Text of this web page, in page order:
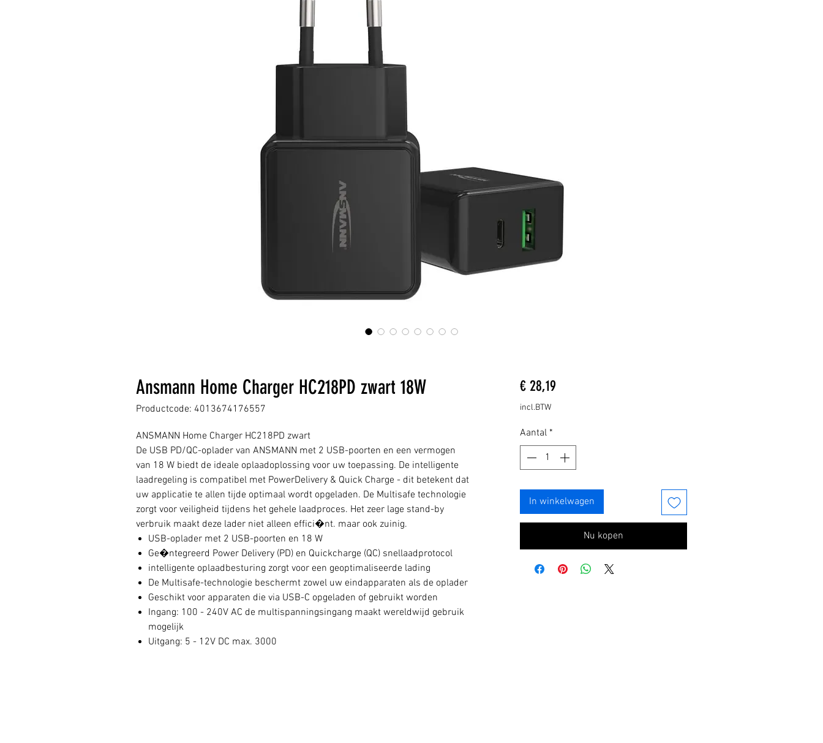
Ansmann Home Charger HC218PD zwart 18W
Productcode: 4013674176557
ANSMANN Home Charger HC218PD zwart
De USB PD/QC-oplader van ANSMANN met 2 USB-poorten en een vermogen
van 18 W biedt de ideale oplaadoplossing voor uw toepassing. De intelligente
laadregeling is compatibel met PowerDelivery & Quick Charge - dit betekent dat
uw applicatie te allen tijde optimaal wordt opgeladen. De Multisafe technologie
zorgt voor veiligheid tijdens het gehele laadproces. Het zeer lage stand-by
verbruik maakt deze lader niet alleen effici�nt. maar ook zuinig.
USB-oplader met 2 USB-poorten en 18 W
Ge�ntegreerd Power Delivery (PD) en Quickcharge (QC) snellaadprotocol
intelligente oplaadbesturing zorgt voor een geoptimaliseerde lading
De Multisafe-technologie beschermt zowel uw eindapparaten als de oplader
Geschikt voor apparaten die via USB-C opgeladen of gebruikt worden
Ingang: 100 - 240V AC de multispanningsingang maakt wereldwijd gebruik
mogelijk
Uitgang: 5 - 12V DC max. 3000
€ 28,19Prijs
incl.BTW
Aantal *
In winkelwagen
Nu kopen